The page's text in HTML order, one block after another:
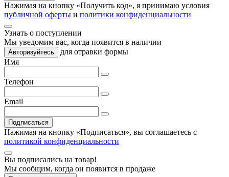
Нажимая на кнопку «Получить код», я принимаю условия
публичной оферты и политики конфиденциальности
Узнать о поступлении
Мы уведомим вас, когда появится в наличии
Авторизуйтесь
для отравки формы
Имя
Телефон
Email
Подписаться
Нажимая на кнопку «Подписаться», вы соглашаетесь с
политикой конфиденциальности
Вы подписались на товар!
Мы сообщим, когда он появится в продаже